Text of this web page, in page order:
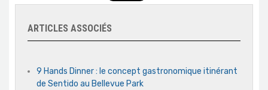
ARTICLES ASSOCIÉS
9 Hands Dinner : le concept gastronomique itinérant
de Sentido au Bellevue Park